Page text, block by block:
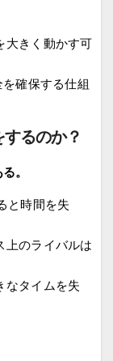
大きく動かす可
確保する仕組
るのか？
。
と時間を失
上のライバルは
なタイムを失